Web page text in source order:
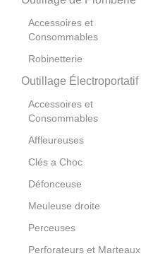
Accessoires et
Consommables
Robinetterie
Outillage Électroportatif
Accessoires et
Consommables
Affleureuses
Clés a Choc
Défonceuse
Meuleuse droite
Perceuses
Perforateurs et Marteaux